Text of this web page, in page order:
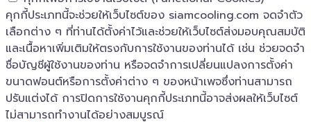
คุกกี้ประเภทนี้จะช่วยให้เว็บไซต์ของ siamcooling.com จดจำตัว
เลือกต่าง ๆ ที่ท่านได้ตั้งค่าไว้และช่วยให้เว็บไซต์ส่งมอบคุณสมบัติ
และเนื้อหาเพิ่มเติมให้ตรงกับการใช้งานของท่านได้ เช่น ช่วยจดจำ
ชื่อบัญชีผู้ใช้งานของท่าน หรือจดจำการเปลี่ยนแปลงการตั้งค่า
ขนาดฟอนต์หรือการตั้งค่าต่าง ๆ ของหน้าเพจซึ่งท่านสามารถ
ปรับแต่งได้ การปิดการใช้งานคุกกี้ประเภทนี้อาจส่งผลให้เว็บไซต์
ไม่สามารถทำงานได้อย่างสมบูรณ์